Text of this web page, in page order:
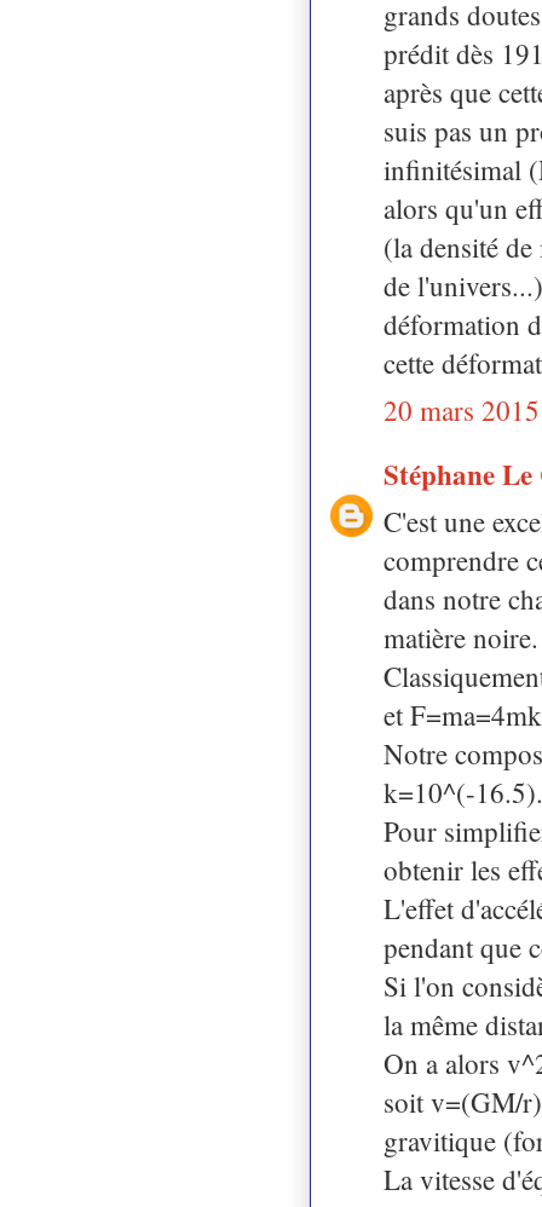
grands
prédit dès
après que
suis pas un
infinitésimal
alors qu'un
(la densité
de
déformation
cette
20 mars
Stéphane
C'est une
comprendre
dans notre
matière noire.
et
Notre
k=10^(-16.5).
Pour
obtenir les
L'effet
pendant que
Si l'on
la même
On a alors
soit v=(GM/
gravitique
La vitesse